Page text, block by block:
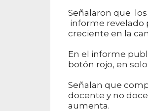
Señalaron que
informe revelado
creciente en la
En el informe
botón rojo, en
Señalan que
docente y no
aumenta.